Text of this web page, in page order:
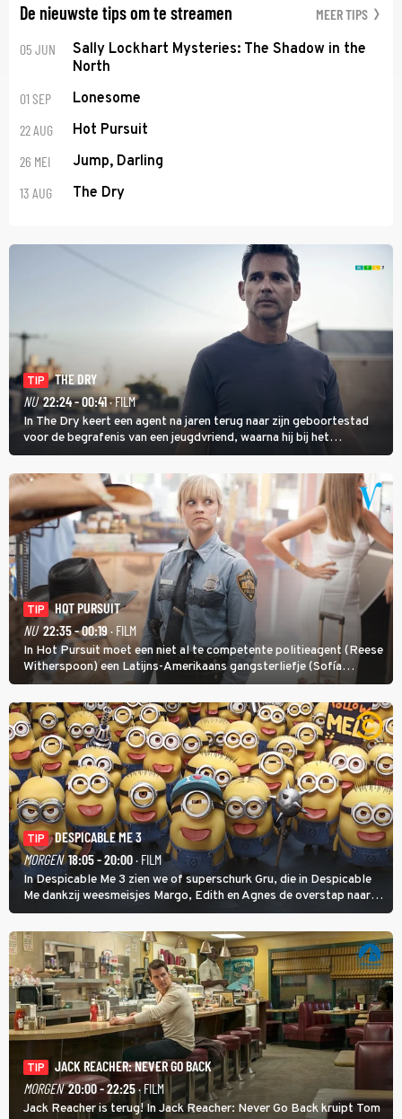
De nieuwste tips om te streamen MEER TIPS
05 JUN
Sally Lockhart Mysteries: The Shadow in the
North
01 SEP Lonesome
22 AUG Hot Pursuit
26 MEI Jump, Darling
13 AUG The Dry
TIP
THE DRY
NU 22:24 - 00:41· FILM
In The Dry keert een agent na jaren terug naar zijn geboortestad
voor de begrafenis van een jeugdvriend, waarna hij bij het
onderzoeken van diens dood een verband begint te vermoeden
met een oude zaak.
TIP
HOT PURSUIT
NU 22:35 - 00:19· FILM
In Hot Pursuit moet een niet al te competente politieagent (Reese
Witherspoon) een Latijns-Amerikaans gangsterliefje (Sofía
Vergara) beschermen tegen corrupte agenten en moordlustige
maffiatypes.
TIP
DESPICABLE ME 3
MORGEN 18:05 - 20:00· FILM
In Despicable Me 3 zien we of superschurk Gru, die in Despicable
Me dankzij weesmeisjes Margo, Edith en Agnes de overstap naar
het rechte pad maakte, ook op dat pad weet te blijven.
TIP
JACK REACHER: NEVER GO BACK
MORGEN 20:00 - 22:25· FILM
Jack Reacher is terug! In Jack Reacher: Never Go Back kruipt Tom